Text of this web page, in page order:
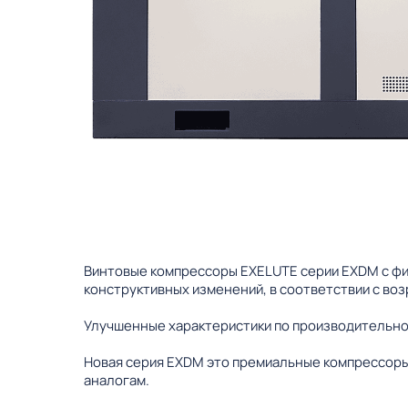
Винтовые компрессоры EXELUTE серии EXDM
конструктивных изменений, в соответствии с
Улучшенные характеристики по
Новая серия EXDM это премиальные
аналогам.